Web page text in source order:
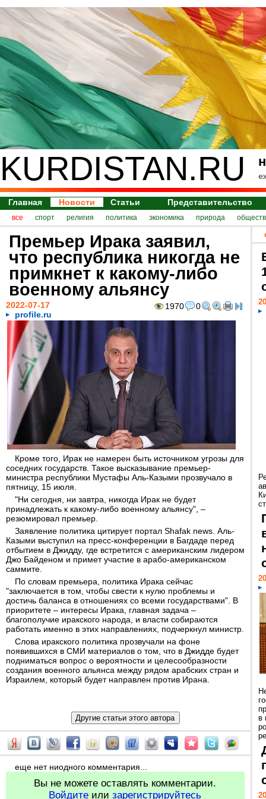
KURDISTAN.RU
Главная Новости Статьи Представительство
все спорт религия политика экономика природа
Премьер Ирака заявил,
что республика никогда не
примкнет к какому-либо
военному альянсу
1970 0
2022-07-17
profile.ru
Кроме того, Ирак не намерен быть источником угрозы для
соседних государств. Такое высказывание премьер-
министра республики Мустафы Аль-Казыми прозвучало в
пятницу, 15 июля.
"Ни сегодня, ни завтра, никогда Ирак не будет
принадлежать к какому-либо военному альянсу", –
резюмировал премьер.
Заявление политика цитирует портал Shafak news. Аль-
Казыми выступил на пресс-конференции в Багдаде перед
отбытием в Джидду, где встретится с американским лидером
Джо Байденом и примет участие в арабо-американском
саммите.
По словам премьера, политика Ирака сейчас
"заключается в том, чтобы свести к нулю проблемы и
достичь баланса в отношениях со всеми государствами". В
приоритете – интересы Ирака, главная задача –
благополучие иракского народа, и власти собираются
работать именно в этих направлениях, подчеркнул министр.
Слова иракского политика прозвучали на фоне
появившихся в СМИ материалов о том, что в Джидде будет
подниматься вопрос о вероятности и целесообразности
создания военного альянса между рядом арабских стран и
Израилем, который будет направлен против Ирана.
еще нет ниодного комментария...
Вы не можете оставлять комментарии.
Войдите илизарегистрируйтесь
в